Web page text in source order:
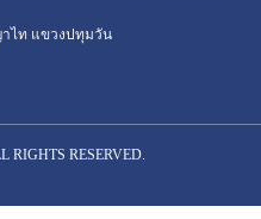
าไท แขวงปทุมวัน
RIGHTS RESERVED.